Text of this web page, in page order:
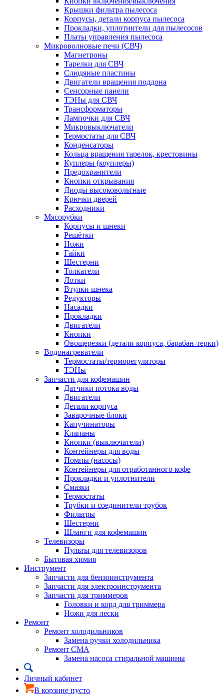
Крышки фильтра пылесоса
Корпусы, детали корпуса пылесоса
Прокладки, уплотнители для пылесосов
Платы управления пылесоса
Микроволновые печи (СВЧ)
Магнетроны
Тарелки для СВЧ
Слюдяные пластины
Двигатели вращения поддона
Сенсорные панели
ТЭНы для СВЧ
Трансформаторы
Лампочки для СВЧ
Микровыключатели
Термостаты для СВЧ
Конденсаторы
Кольца вращения тарелок, крестовины
Куплеры (коуплеры)
Предохранители
Кнопки открывания
Диоды высоковольтные
Крючки дверей
Расходники
Мясорубки
Корпусы и шнеки
Решётки
Ножи
Гайки
Шестерни
Толкатели
Лотки
Втулки шнека
Редукторы
Насадки
Прокладки
Двигатели
Кнопки
Овощерезки (детали корпуса, барабан-терки)
Водонагреватели
Термостаты/терморегуляторы
ТЭНы
Запчасти для кофемашин
Датчики потока воды
Двигатели
Детали корпуса
Заварочные блоки
Капучинаторы
Клапаны
Кнопки (выключатели)
Контейнеры для воды
Помпы (насосы)
Контейнеры для отработанного кофе
Прокладки и уплотнители
Смазки
Термостаты
Трубки и соединители трубок
Фильтры
Шестерни
Шланги для кофемашин
Телевизоры
Пульты для телевизоров
Бытовая химия
Инструмент
Запчасти для бензоинструмента
Запчасти для электроинструмента
Запчасти для триммеров
Головки и корд для триммера
Ножи для лески
Ремонт
Ремонт холодильников
Замена ручки холодильника
Ремонт СМА
Замена насоса стиральной машины
Личный кабинет
В корзине пусто